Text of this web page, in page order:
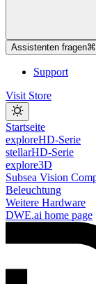
Assistenten fragen⌘
Support
Visit Store
Startseite
exploreHD-Serie
stellarHD-Serie
explore3D
Subsea Vision
Beleuchtung
Weitere Hardware
DWE.ai home page